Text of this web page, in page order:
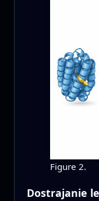
Figure 2.
Dostrajanie